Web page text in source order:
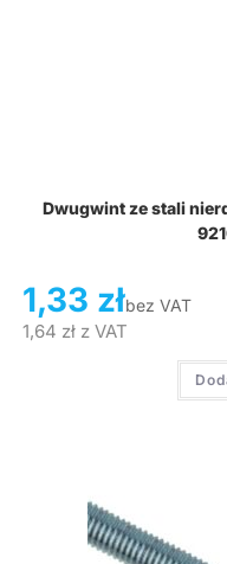
Dwugwint ze stali
1,33 złbez VAT
1,64 złz VAT